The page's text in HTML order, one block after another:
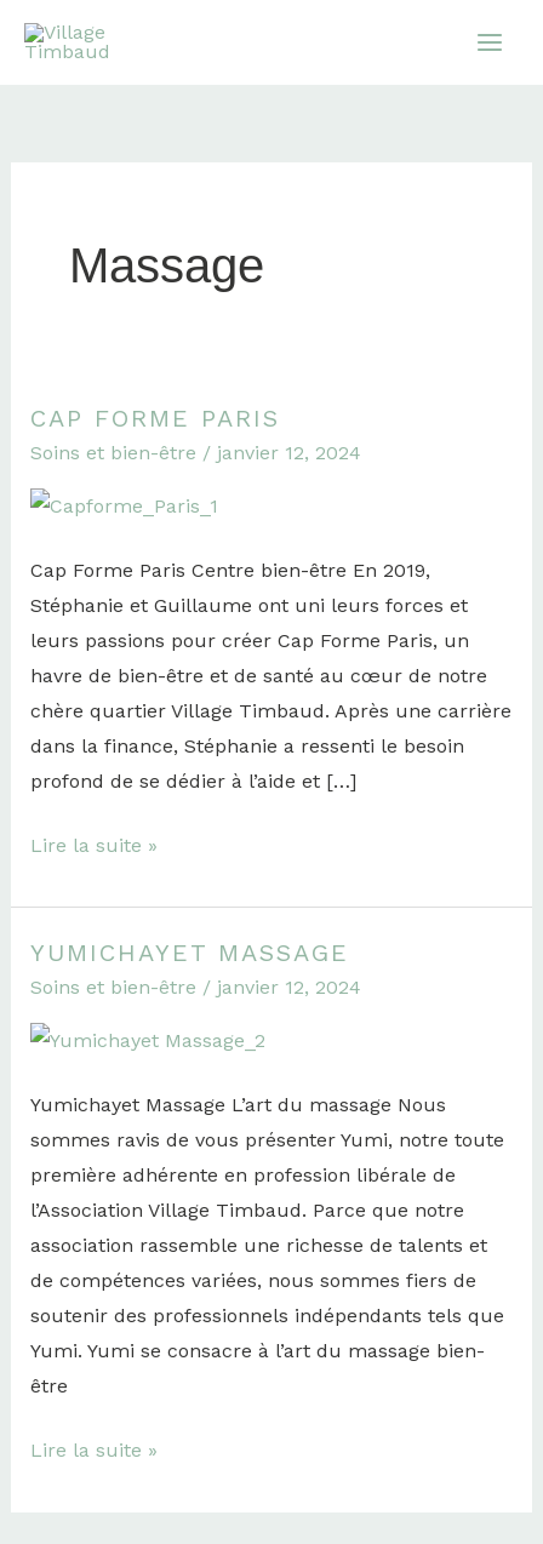
Massage
CAP FORME PARIS
Soins et bien-être / janvier 12, 2024
Cap Forme Paris Centre bien-être En 2019,
Stéphanie et Guillaume ont uni leurs forces et
leurs passions pour créer Cap Forme Paris, un
havre de bien-être et de santé au cœur de notre
chère quartier Village Timbaud. Après une carrière
dans la finance, Stéphanie a ressenti le besoin
profond de se dédier à l’aide et […]
Cap
Forme
Paris
Lire la suite »
YUMICHAYET MASSAGE
Soins et bien-être / janvier 12, 2024
Yumichayet Massage L’art du massage Nous
sommes ravis de vous présenter Yumi, notre toute
première adhérente en profession libérale de
l’Association Village Timbaud. Parce que notre
association rassemble une richesse de talents et
de compétences variées, nous sommes fiers de
soutenir des professionnels indépendants tels que
Yumi. Yumi se consacre à l’art du massage bien-
être
Yumichayet
Massage
Lire la suite »